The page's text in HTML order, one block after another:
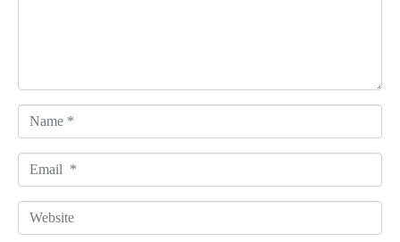
a
m
*
m
aW
e